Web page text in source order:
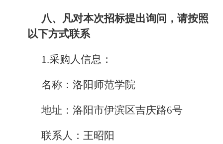
八、凡对本次招标提出询问，请按照
以下方式联系
1.采购人信息：
名称：洛阳师范学院
地址：洛阳市伊滨区吉庆路6号
联系人：王昭阳